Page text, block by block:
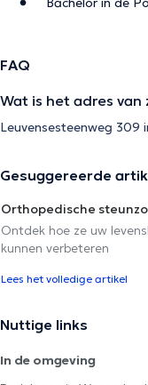
FAQ
Wat is het adres van
Leuvensesteenweg 309
Gesuggereerde
Orthopedische
Ontdek hoe ze uw
kunnen verbeteren
Lees het volledige artikel
Nuttige links
In de omgeving